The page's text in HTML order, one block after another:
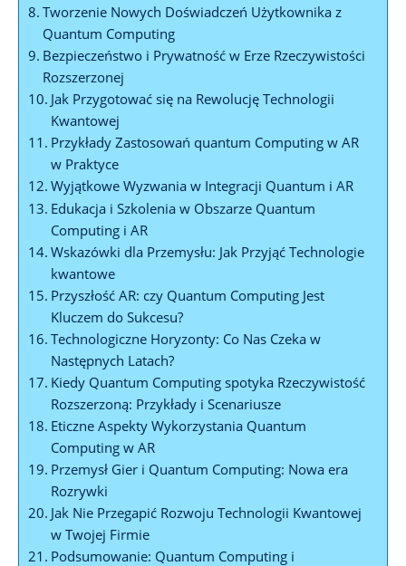
Tworzenie Nowych Doświadczeń Użytkownika z
Quantum Computing
Bezpieczeństwo i Prywatność w Erze Rzeczywistości
Rozszerzonej
Jak Przygotować się na Rewolucję Technologii
Kwantowej
Przykłady Zastosowań quantum Computing w AR
w Praktyce
Wyjątkowe Wyzwania w Integracji Quantum i AR
Edukacja i Szkolenia w Obszarze Quantum
Computing i AR
Wskazówki dla Przemysłu: Jak Przyjąć Technologie
kwantowe
Przyszłość AR: czy Quantum Computing Jest
Kluczem do Sukcesu?
Technologiczne Horyzonty: Co Nas Czeka w
Następnych Latach?
Kiedy Quantum Computing spotyka Rzeczywistość
Rozszerzoną: Przykłady i Scenariusze
Eticzne Aspekty Wykorzystania Quantum
Computing w AR
Przemysł Gier i Quantum Computing: Nowa era
Rozrywki
Jak Nie Przegapić Rozwoju Technologii Kwantowej
w Twojej Firmie
Podsumowanie: Quantum Computing i